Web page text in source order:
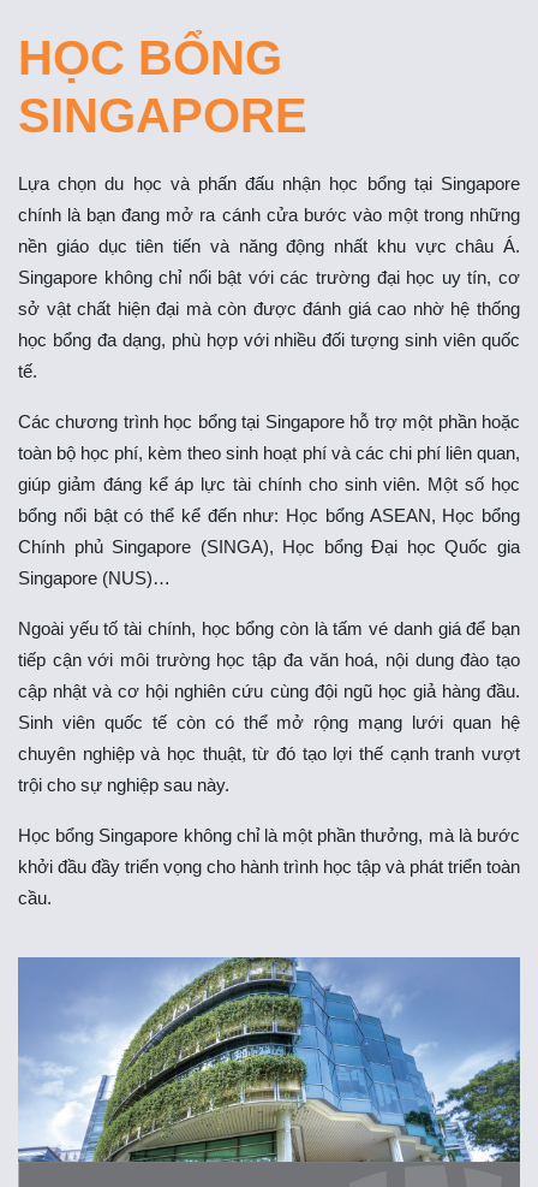
HỌC BỔNG
SINGAPORE
Lựa chọn du học và phấn đấu nhận học bổng tại Singapore
chính là bạn đang mở ra cánh cửa bước vào một trong những
nền giáo dục tiên tiến và năng động nhất khu vực châu Á.
Singapore không chỉ nổi bật với các trường đại học uy tín, cơ
sở vật chất hiện đại mà còn được đánh giá cao nhờ hệ thống
học bổng đa dạng, phù hợp với nhiều đối tượng sinh viên quốc
tế.
Các chương trình học bổng tại Singapore hỗ trợ một phần hoặc
toàn bộ học phí, kèm theo sinh hoạt phí và các chi phí liên quan,
giúp giảm đáng kể áp lực tài chính cho sinh viên. Một số học
bổng nổi bật có thể kể đến như: Học bổng ASEAN, Học bổng
Chính phủ Singapore (SINGA), Học bổng Đại học Quốc gia
Singapore (NUS)…
Ngoài yếu tố tài chính, học bổng còn là tấm vé danh giá để bạn
tiếp cận với môi trường học tập đa văn hoá, nội dung đào tạo
cập nhật và cơ hội nghiên cứu cùng đội ngũ học giả hàng đầu.
Sinh viên quốc tế còn có thể mở rộng mạng lưới quan hệ
chuyên nghiệp và học thuật, từ đó tạo lợi thế cạnh tranh vượt
trội cho sự nghiệp sau này.
Học bổng Singapore không chỉ là một phần thưởng, mà là bước
khởi đầu đầy triển vọng cho hành trình học tập và phát triển toàn
cầu.